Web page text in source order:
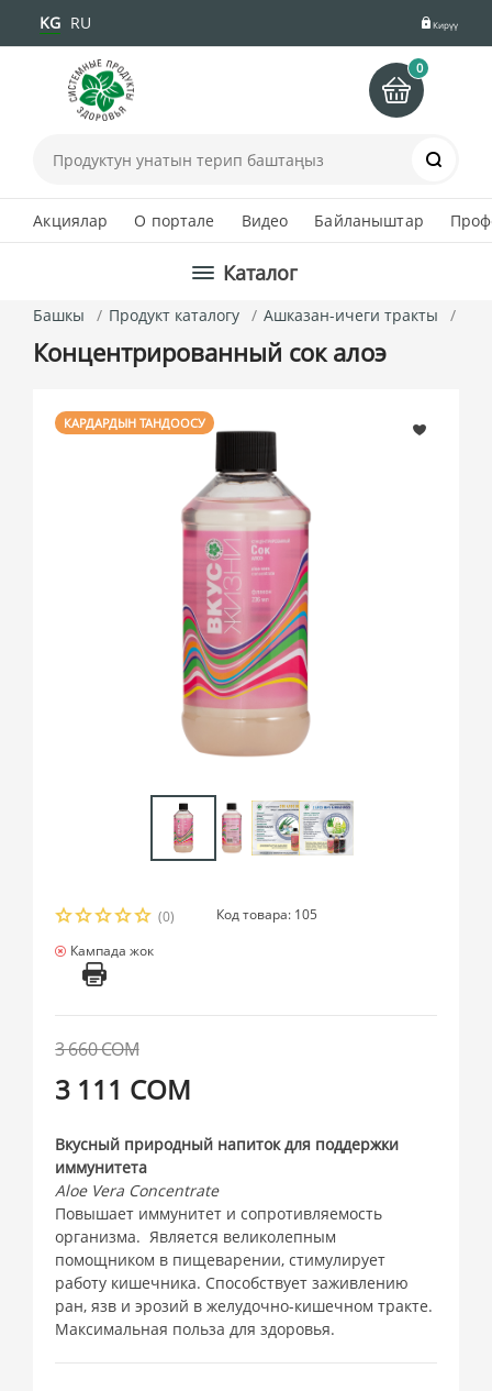
KG RU Кирүү
0
Акциялар О портале Видео Байланыштар
Каталог
Башкы Продукт каталогу Ашказан-ичеги тракты
Концентрированный сок алоэ
КАРДАРДЫН ТАНДООСУ
(0)
Код товара: 105
Кампада жок
3 660 СОМ
3 111 СОМ
Вкусный природный напиток для поддержки
иммунитета
Aloe Vera Concentrate
Повышает иммунитет и сопротивляемость
организма. Является великолепным
помощником в пищеварении, стимулирует
работу кишечника. Способствует заживлению
ран, язв и эрозий в желудочно-кишечном тракте.
Максимальная польза для здоровья.